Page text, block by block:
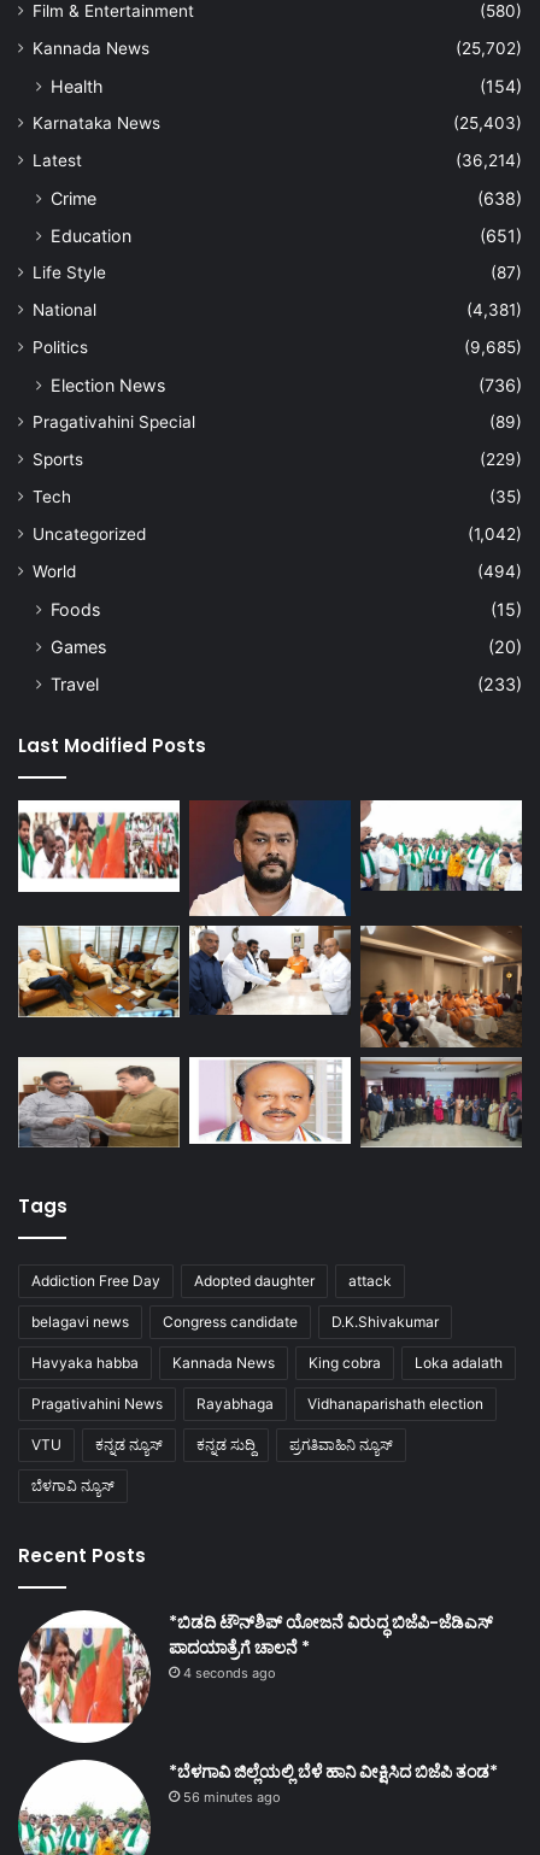
Film & Entertainment
(580)
Kannada News
(25,702)
Health (154)
Karnataka News
(25,403)
Latest
(36,214)
Crime
(638)
Education
(651)
Life Style
(87)
National
(4,381)
Politics
(9,685)
Election News (736)
Pragativahini Special
(89)
Sports
(229)
Tech
(35)
Uncategorized
(1,042)
World
(494)
Foods
(15)
Games
(20)
Travel
(233)
Last Modified Posts
Tags
Addiction Free Day Adopted daughter attack
belagavi news Congress candidate D.K.Shivakumar
Havyaka habba Kannada News King cobra Loka adalath
Pragativahini News Rayabhaga Vidhanaparishath election
VTU ಕನ್ನಡ ನ್ಯೂಸ್ ಕನ್ನಡ ಸುದ್ದಿ ಪ್ರಗತಿವಾಹಿನಿ ನ್ಯೂಸ್
ಬೆಳಗಾವಿ ನ್ಯೂಸ್
Recent Posts
*ಬಿಡದಿ ಟೌನ್‌ಶಿಪ್ ಯೋಜನೆ ವಿರುದ್ಧ ಬಿಜೆಪಿ-ಜೆಡಿಎಸ್
ಪಾದಯಾತ್ರೆಗೆ ಚಾಲನೆ *
4 seconds ago
*ಬೆಳಗಾವಿ ಜಿಲ್ಲೆಯಲ್ಲಿ ಬೆಳೆ ಹಾನಿ ವೀಕ್ಷಿಸಿದ ಬಿಜೆಪಿ ತಂಡ*
56 minutes ago